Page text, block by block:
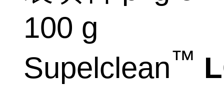
100 g
Supelclean™